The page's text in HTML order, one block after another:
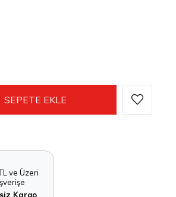
ve Üzeri
Kargo